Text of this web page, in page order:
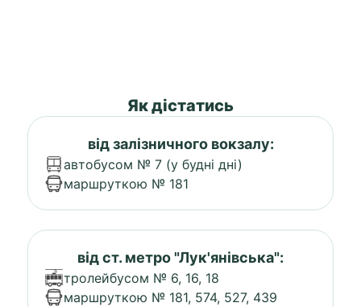
Як дістатись
від залізничного вокзалу:
автобусом № 7 (у будні дні)
маршруткою № 181
від ст. метро "Лук'янівська":
тролейбусом № 6, 16, 18
маршруткою № 181, 574, 527, 439